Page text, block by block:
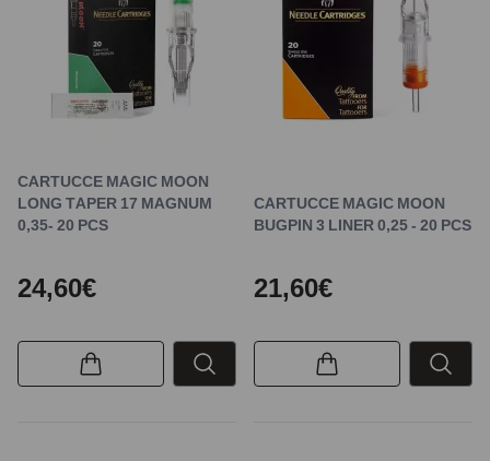
CARTUCCE MAGIC MOON
LONG TAPER 17 MAGNUM
0,35- 20 PCS
24,60€
CARTUCCE MAGIC MOON
BUGPIN 3 LINER 0,25 - 20 PCS
21,60€